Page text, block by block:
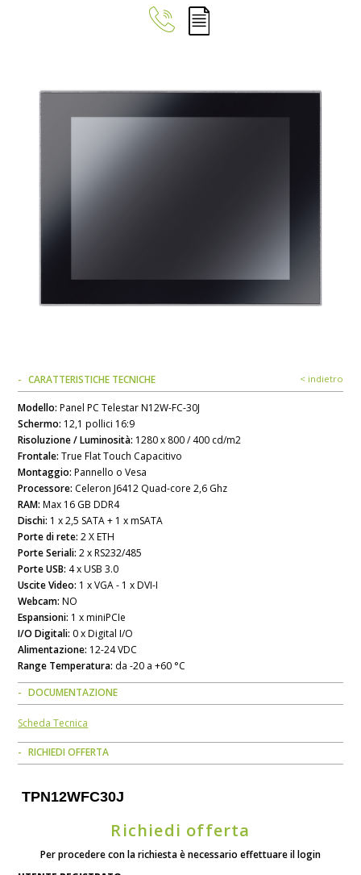
CARATTERISTICHE TECNICHE < indietro
Modello: Panel PC Telestar N12W-FC-30J
Schermo: 12,1 pollici 16:9
Risoluzione / Luminosità: 1280 x 800 / 400 cd/m2
Frontale: True Flat Touch Capacitivo
Montaggio: Pannello o Vesa
Processore: Celeron J6412 Quad-core 2,6 Ghz
RAM: Max 16 GB DDR4
Dischi: 1 x 2,5 SATA + 1 x mSATA
Porte di rete: 2 X ETH
Porte Seriali: 2 x RS232/485
Porte USB: 4 x USB 3.0
Uscite Video: 1 x VGA - 1 x DVI-I
Webcam: NO
Espansioni: 1 x miniPCIe
I/O Digitali: 0 x Digital I/O
Alimentazione: 12-24 VDC
Range Temperatura: da -20 a +60 °C
DOCUMENTAZIONE
Scheda Tecnica
RICHIEDI OFFERTA
TPN12WFC30J
Richiedi offerta
Per procedere con la richiesta è necessario effettuare il login